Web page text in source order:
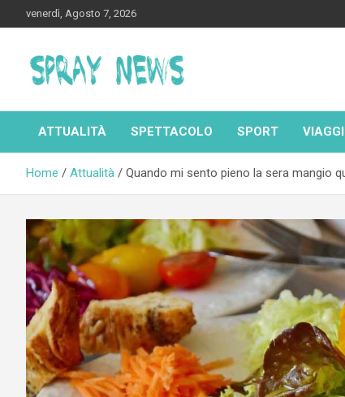
to
venerdì, Agosto 7, 2026
Spraynews.it
ATTUALITÀ SPETTACOLO SPORT VIAGGI
Home Attualità Quando mi sento pieno la sera mangio